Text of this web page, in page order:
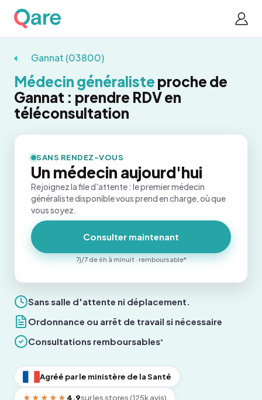
Gannat (03800)
Médecin généraliste proche de
Gannat : prendre RDV en
téléconsultation
Sans salle d'attente ni déplacement.
Ordonnance ou arrêt de travail si nécessaire
Consultations remboursables*
Agréé par le ministère de la Santé
★★★★★ 4,9sur les stores (125k avis)
SANS RENDEZ-VOUS
Un médecin aujourd'hui
Rejoignez la file d'attente : le premier médecin
généraliste disponible vous prend en charge, où que
vous soyez.
Consulter maintenant
7j/7 de 6h à minuit · remboursable*